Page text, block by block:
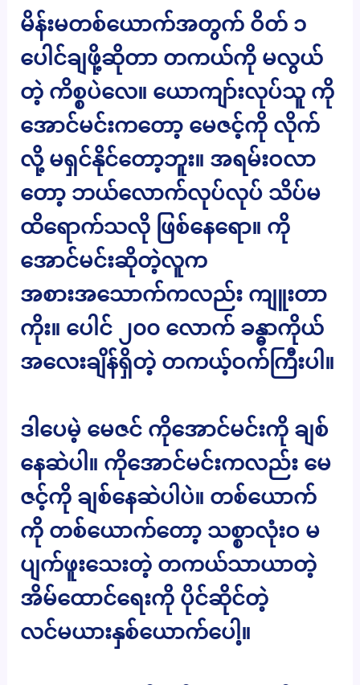
မိန်းမတစ်ယောက်အတွက် ဝိတ် ၁
ပေါင်ချဖို့ဆိုတာ တကယ်ကို မလွယ်
တဲ့ ကိစ္စပဲလေ။ ယောကျာ်းလုပ်သူ ကို
အောင်မင်းကတော့ မေဇင့်ကို လိုက်
လို့ မရှင်နိုင်တော့ဘူး။ အရမ်းဝလာ
တော့ ဘယ်လောက်လုပ်လုပ် သိပ်မ
ထိရောက်သလို ဖြစ်နေရော။ ကို
အောင်မင်းဆိုတဲ့လူက
အစားအသောက်ကလည်း ကျူးတာ
ကိုး။ ပေါင် ၂၀၀ လောက် ခန္ဓာကိုယ်
အလေးချိန်ရှိတဲ့ တကယ့်ဝက်ကြီးပါ။
ဒါပေမဲ့ မေဇင် ကိုအောင်မင်းကို ချစ်
နေဆဲပါ။ ကိုအောင်မင်းကလည်း မေ
ဇင့်ကို ချစ်နေဆဲပါပဲ။ တစ်ယောက်
ကို တစ်ယောက်တော့ သစ္စာလုံးဝ မ
ပျက်ဖူးသေးတဲ့ တကယ်သာယာတဲ့
အိမ်ထောင်ရေးကို ပိုင်ဆိုင်တဲ့
လင်မယားနှစ်ယောက်ပေါ့။